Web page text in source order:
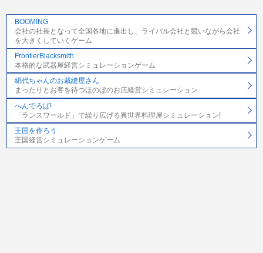
BOOMING
会社の社長となって全国各地に進出し、ライバル会社と競いながら会社
を大きくしていくゲーム
FrontierBlacksmith
本格的な武器屋経営シミュレーションゲーム
絹代ちゃんのお裁縫屋さん
まったりとお客を待つほのぼのお店経営シミュレーション
へんでろぱ!
「ランスワールド」で繰り広げる異世界料理屋シミュレーション!
王国を作ろう
王国経営シミュレーションゲーム